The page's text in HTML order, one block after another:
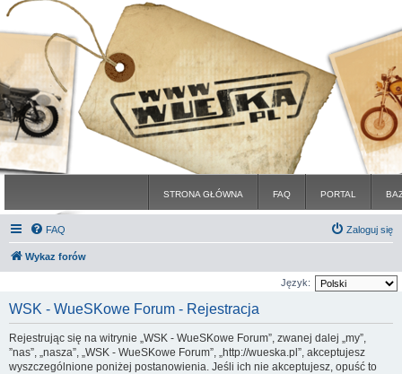
STRONA GŁÓWNA FAQ PORTAL
FAQ Zaloguj się
Wykaz forów
Język:
WSK - WueSKowe Forum - Rejestracja
Rejestrując się na witrynie „WSK - WueSKowe Forum”, zwanej dalej „my”,
”nas”, „nasza”, „WSK - WueSKowe Forum”, „http://wueska.pl”, akceptujesz
wyszczególnione poniżej postanowienia. Jeśli ich nie akceptujesz, opuść to